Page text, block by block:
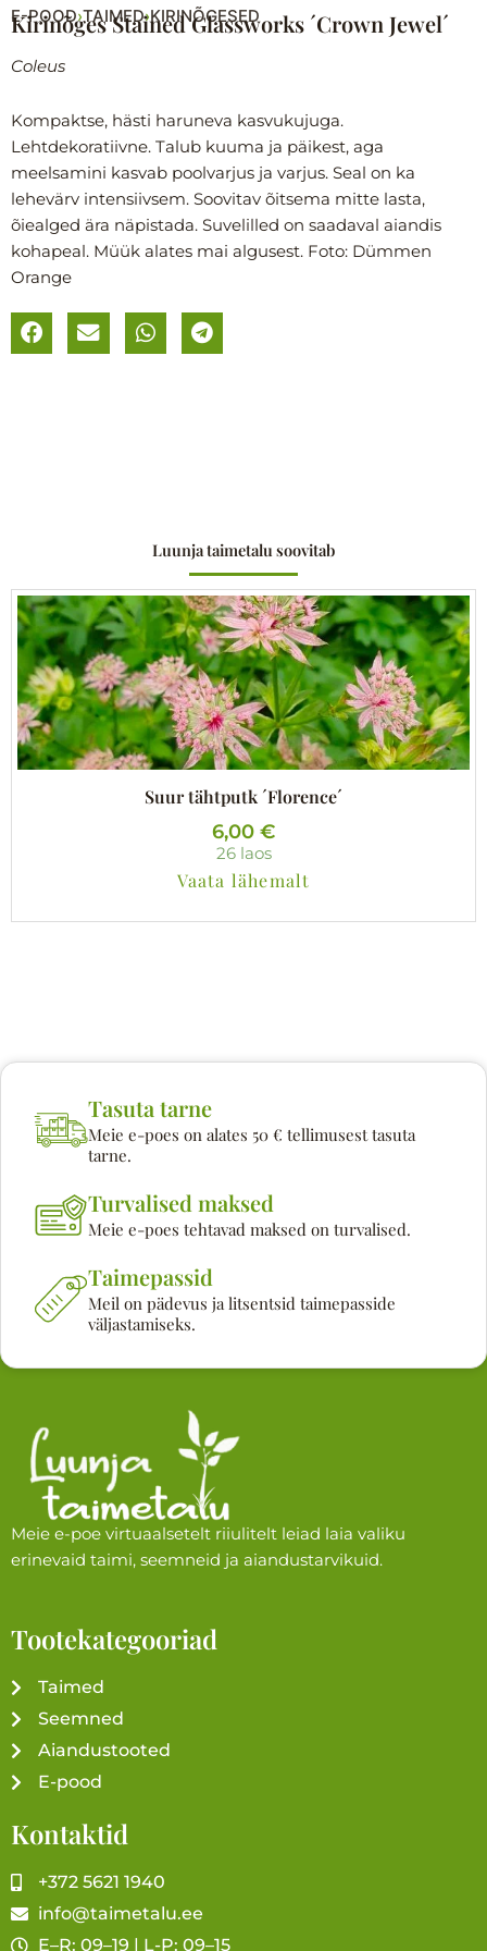
E-POOD›TAIMED›KIRINÕGESED
Kirinõges Stained Glassworks ´Crown Jewel´
Coleus
Kompaktse, hästi haruneva kasvukujuga.
Lehtdekoratiivne. Talub kuuma ja päikest, aga
meelsamini kasvab poolvarjus ja varjus. Seal on ka
lehevärv intensiivsem. Soovitav õitsema mitte lasta,
õiealged ära näpistada. Suvelilled on saadaval aiandis
kohapeal. Müük alates mai algusest. Foto: Dümmen
Orange
Luunja taimetalu soovitab
Suur tähtputk ´Florence´
6,00 €
26 laos
Vaata lähemalt
Tasuta tarne
Meie e-poes on alates 50 € tellimusest tasuta
tarne.
Turvalised maksed
Meie e-poes tehtavad maksed on turvalised.
Taimepassid
Meil on pädevus ja litsentsid taimepasside
väljastamiseks.
Meie e-poe virtuaalsetelt riiulitelt leiad laia valiku
erinevaid taimi, seemneid ja aiandustarvikuid.
Tootekategooriad
Taimed
Seemned
Aiandustooted
E-pood
Kontaktid
+372 5621 1940
info@taimetalu.ee
E–R: 09–19 | L-P: 09–15